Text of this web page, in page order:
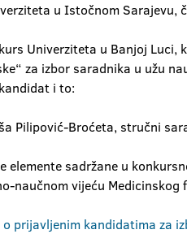
u Istočnom Sarajevu,
Univerziteta u Banjoj Luci,
za izbor saradnika u užu
i to:
Pilipović-Broćeta, stručni
elemente sadržane u
naučnom vijeću
prijavljenim kandidatima za